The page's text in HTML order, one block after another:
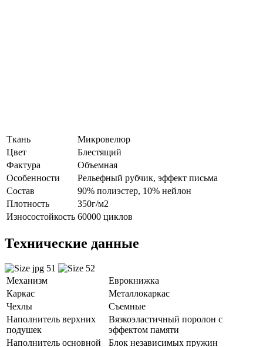
Ткань
Микровелюр
Цвет
Блестящий
Фактура
Объемная
Особенности
Рельефный рубчик, эффект письма
Состав
90% полиэстер, 10% нейлон
Плотность
350г/м2
Износостойкость 60000 циклов
Технические данные
Механизм
Еврокнижка
Каркас
Металлокаркас
Чехлы
Съемные
Наполнитель верхних
подушек
Вязкоэластичный поролон с
эффектом памяти
Наполнитель основной
Блок независимых пружин